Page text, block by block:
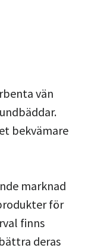
vän
bekvämare
marknad
för
finns
deras